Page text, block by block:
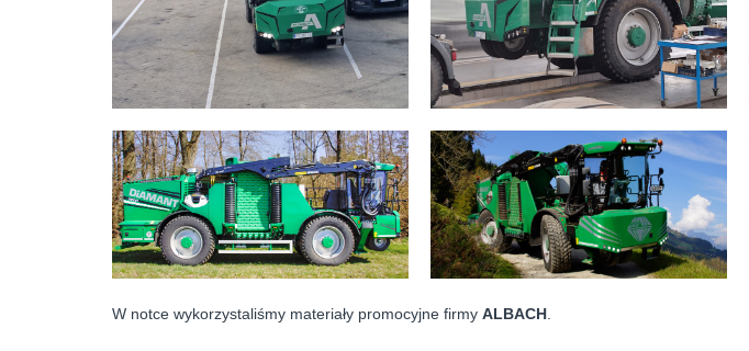
W notce wykorzystaliśmy materiały promocyjne firmy ALBACH